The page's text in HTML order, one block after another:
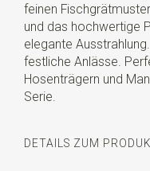
feinen
und das hochwertige
elegante
festliche Anlässe.
Hosenträgern und
Serie.
DETAILS ZUM